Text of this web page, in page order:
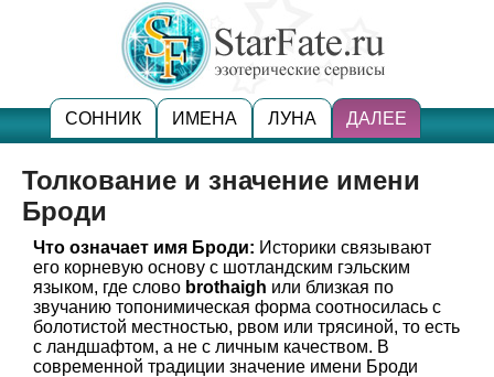
СОННИК ИМЕНА ЛУНА ДАЛЕЕ
Толкование и значение имени
Броди
Что означает имя Броди: Историки связывают
его корневую основу с шотландским гэльским
языком, где слово brothaigh или близкая по
звучанию топонимическая форма соотносилась с
болотистой местностью, рвом или трясиной, то есть
с ландшафтом, а не с личным качеством. В
современной традиции значение имени Броди